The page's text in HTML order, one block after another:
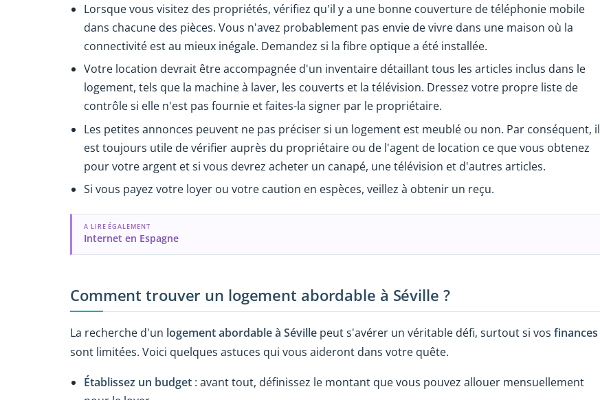
Lorsque vous visitez des propriétés, vérifiez qu'il y a une bonne couverture de téléphonie mobile
dans chacune des pièces. Vous n'avez probablement pas envie de vivre dans une maison où la
connectivité est au mieux inégale. Demandez si la fibre optique a été installée.
Votre location devrait être accompagnée d'un inventaire détaillant tous les articles inclus dans le
logement, tels que la machine à laver, les couverts et la télévision. Dressez votre propre liste de
contrôle si elle n'est pas fournie et faites-la signer par le propriétaire.
Les petites annonces peuvent ne pas préciser si un logement est meublé ou non. Par conséquent, il
est toujours utile de vérifier auprès du propriétaire ou de l'agent de location ce que vous obtenez
pour votre argent et si vous devrez acheter un canapé, une télévision et d'autres articles.
Si vous payez votre loyer ou votre caution en espèces, veillez à obtenir un reçu.
A LIRE ÉGALEMENT
Internet en Espagne
Comment trouver un logement abordable à Séville ?
La recherche d'un logement abordable à Séville peut s'avérer un véritable défi, surtout si vos finances
sont limitées. Voici quelques astuces qui vous aideront dans votre quête.
Établissez un budget : avant tout, définissez le montant que vous pouvez allouer mensuellement